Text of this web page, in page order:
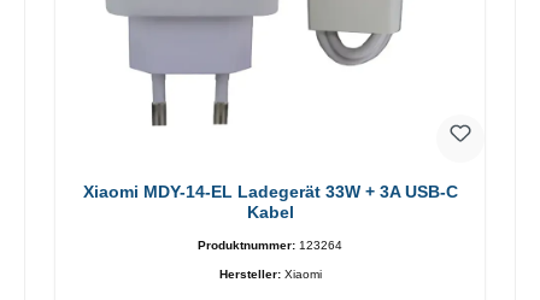
Xiaomi MDY-14-EL Ladegerät 33W + 3A USB-C
Kabel
Produktnummer: 123264
Hersteller: Xiaomi